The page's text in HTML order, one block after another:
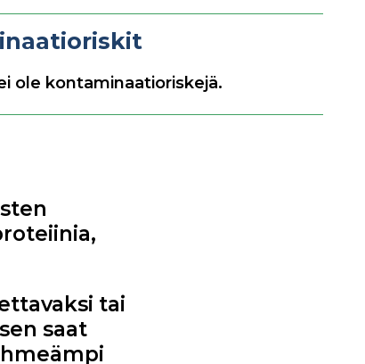
ole kontaminaatioriskejä.
tai
saat